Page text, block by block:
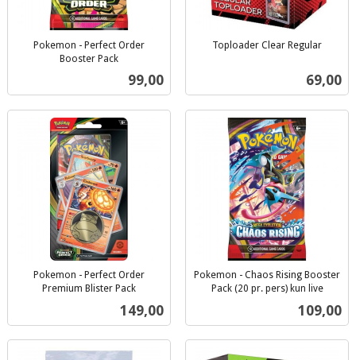
Pokemon - Perfect Order
Booster Pack
Pris
99,00
Toploader Clear Regular
Pris
69,00
Pokemon - Perfect Order
Premium Blister Pack
Pris
149,00
Pokemon - Chaos Rising Booster
Pack (20 pr. pers) kun live
Pris
109,00